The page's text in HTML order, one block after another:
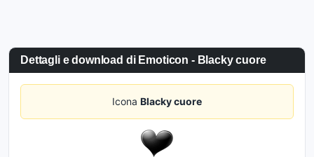
Dettagli e download di Emoticon - Blacky cuore
Icona Blacky cuore